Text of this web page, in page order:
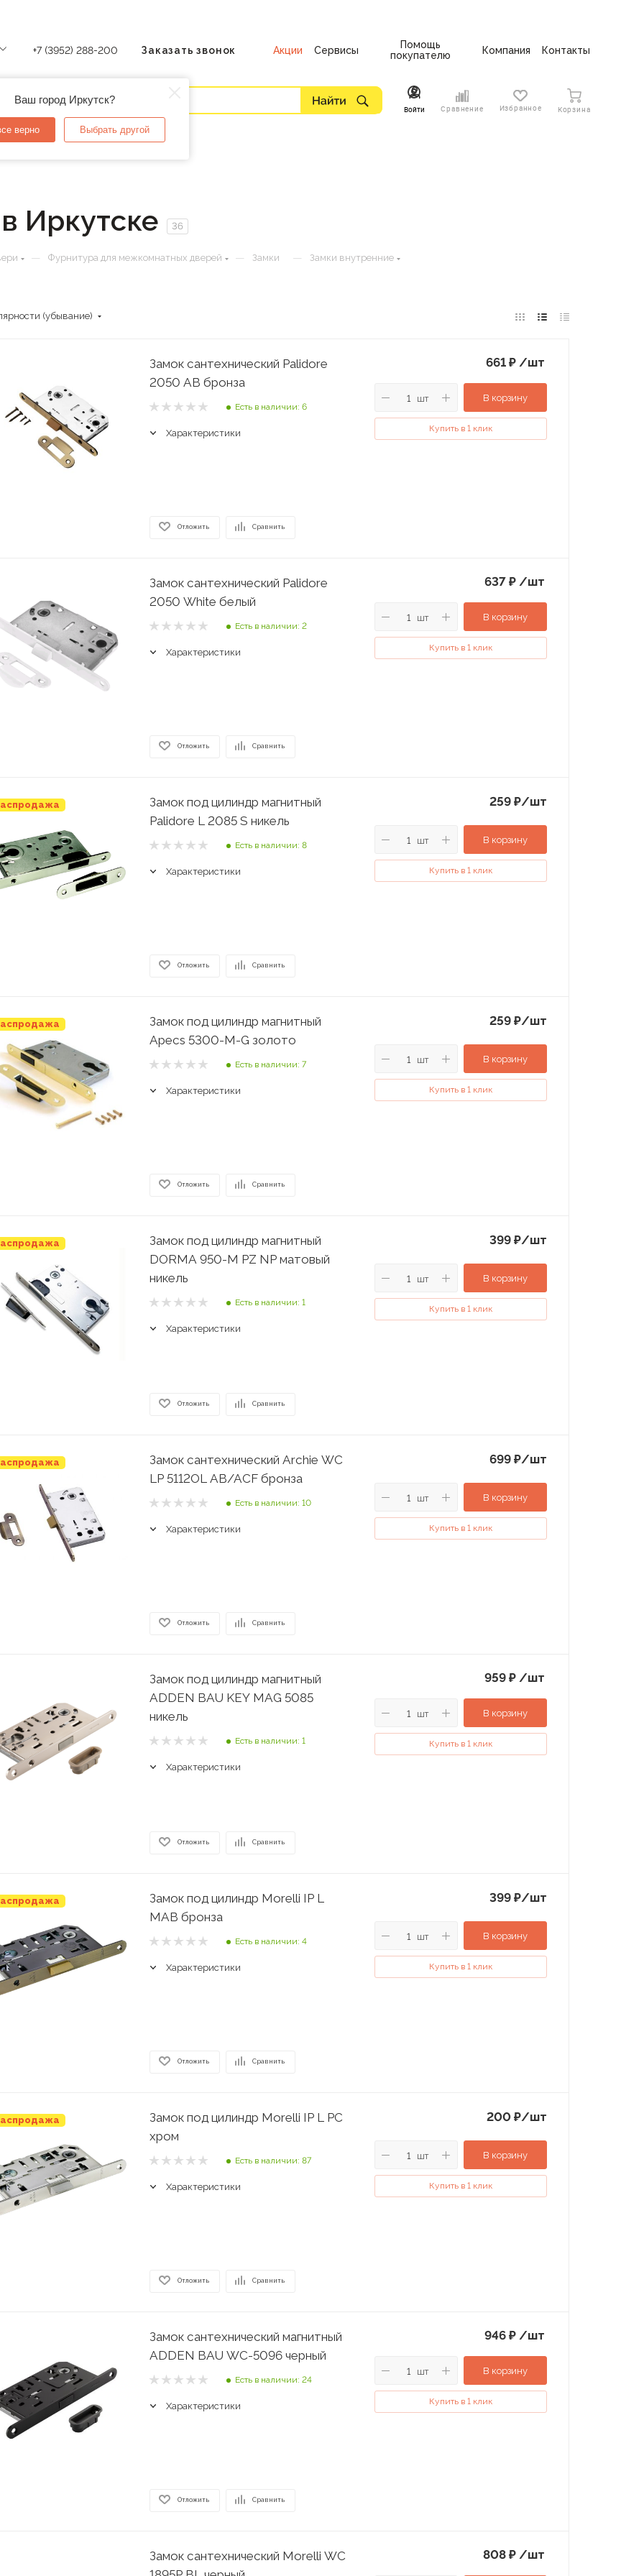
Ваш город Иркутск?
верно Выбрать другой
+7 (3952) 288-200 Заказать звонок Акции Сервисы
Помощь
покупателю
Компания Контакты
Войти Сравнение Избранное Корзина
Иркутске 36
— Фурнитура для межкомнатных дверей — Замки — Замки внутренние
(убывание)
Замок сантехнический Palidore
2050 АВ бронза
Есть в наличии: 6
Характеристики
Отложить Сравнить
661₽ /шт
шт В корзину
Купить в 1 клик
Замок сантехнический Palidore
2050 White белый
Есть в наличии: 2
Характеристики
Отложить Сравнить
637₽ /шт
шт В корзину
Купить в 1 клик
Замок под цилиндр магнитный
Palidore L 2085 S никель
Есть в наличии: 8
Характеристики
Отложить Сравнить
259₽/шт
шт В корзину
Купить в 1 клик
Замок под цилиндр магнитный
Apecs 5300-M-G золото
Есть в наличии: 7
Характеристики
Отложить Сравнить
259₽/шт
шт В корзину
Купить в 1 клик
Замок под цилиндр магнитный
DORMA 950-M PZ NP матовый
никель
Есть в наличии: 1
Характеристики
Отложить Сравнить
399₽/шт
шт В корзину
Купить в 1 клик
Замок сантехнический Archie WC
LP 5112OL AB/ACF бронза
Есть в наличии: 10
Характеристики
Отложить Сравнить
699₽/шт
шт В корзину
Купить в 1 клик
Замок под цилиндр магнитный
ADDEN BAU KEY MAG 5085
никель
Есть в наличии: 1
Характеристики
Отложить Сравнить
959₽ /шт
шт В корзину
Купить в 1 клик
Замок под цилиндр Morelli IP L
MAB бронза
Есть в наличии: 4
Характеристики
Отложить Сравнить
399₽/шт
шт В корзину
Купить в 1 клик
Замок под цилиндр Morelli IP L PC
хром
Есть в наличии: 87
Характеристики
Отложить Сравнить
200₽/шт
шт В корзину
Купить в 1 клик
Замок сантехнический магнитный
ADDEN BAU WC-5096 черный
Есть в наличии: 24
Характеристики
Отложить Сравнить
946₽ /шт
шт В корзину
Купить в 1 клик
Замок сантехнический Morelli WC
808₽ /шт